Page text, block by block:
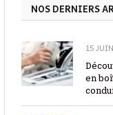
NOS DERNIERS
15
en